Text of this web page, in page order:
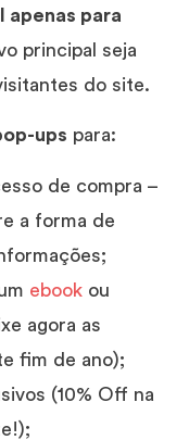
apenas para
principal seja
do site.
ups para:
de compra –
a forma de
ebook ou
agora as
fim de ano);
(10% Off na